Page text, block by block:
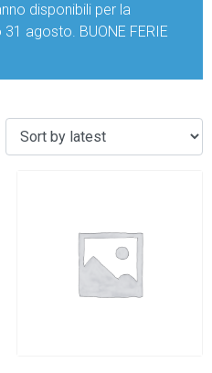
disponibili per la
agosto. BUONE FERIE